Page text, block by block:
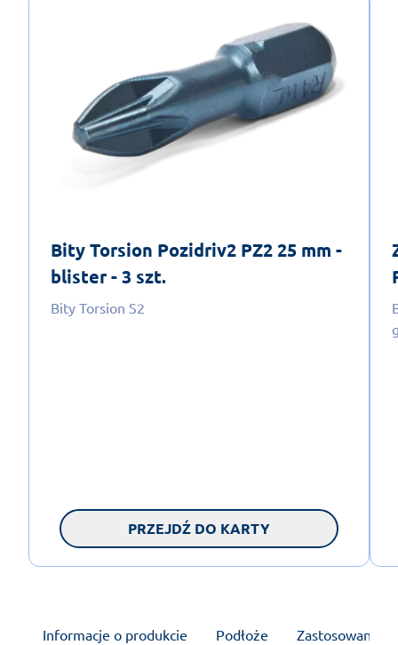
Bity Torsion Pozidriv2 PZ2 25 mm -
blister - 3 szt.
Bity Torsion S2
PRZEJDŹ DO KARTY
Informacje o produkcie Podłoże Zastosowanie